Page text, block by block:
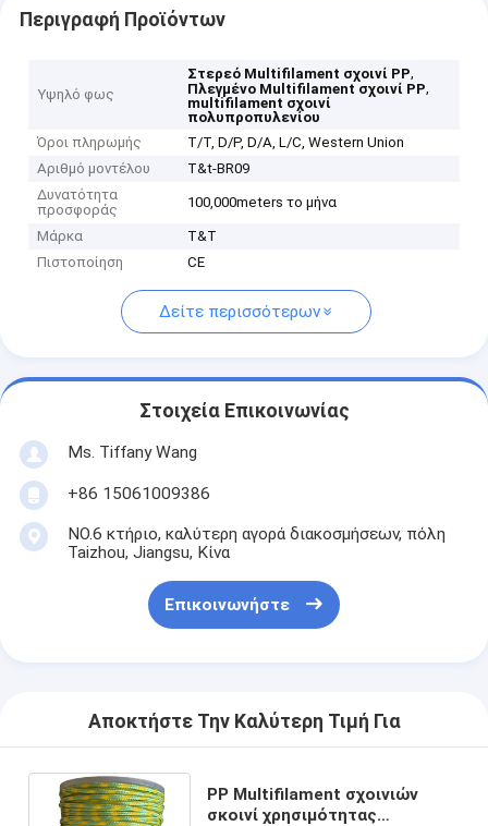
Περιγραφή Προϊόντων
Υψηλό φως
Στερεό Multifilament σχοινί PP,
Πλεγμένο Multifilament σχοινί PP,
multifilament σχοινί
πολυπροπυλενίου
Όροι πληρωμής
T/T, D/P, D/A, L/C, Western Union
Αριθμό μοντέλου
T&t-BR09
Δυνατότητα
προσφοράς
100,000meters το μήνα
Μάρκα
T&T
Πιστοποίηση
CE
Δείτε περισσότερων
Στοιχεία Επικοινωνίας
Ms. Tiffany Wang
+86 15061009386
NO.6 κτήριο, καλύτερη αγορά διακοσμήσεων, πόλη
Taizhou, Jiangsu, Κίνα
Επικοινωνήστε
Αποκτήστε Την Καλύτερη Τιμή Για
PP Multifilament σχοινιών
σκοινί χρησιμότητας